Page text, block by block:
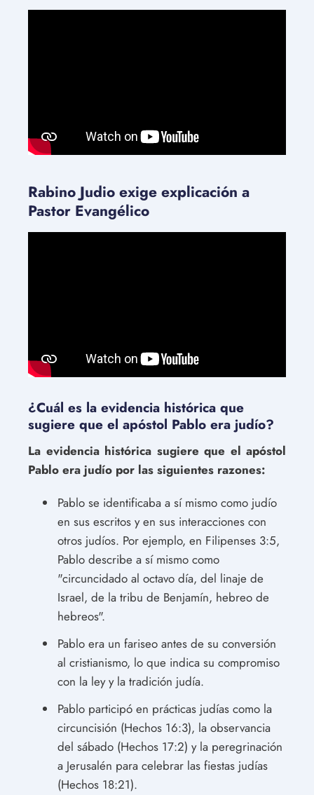
Rabino Judio exige explicación a
Pastor Evangélico
¿Cuál es la evidencia histórica que
sugiere que el apóstol Pablo era judío?
La evidencia histórica sugiere que el apóstol
Pablo era judío por las siguientes razones:
Pablo se identificaba a sí mismo como judío
en sus escritos y en sus interacciones con
otros judíos. Por ejemplo, en Filipenses 3:5,
Pablo describe a sí mismo como
"circuncidado al octavo día, del linaje de
Israel, de la tribu de Benjamín, hebreo de
hebreos".
Pablo era un fariseo antes de su conversión
al cristianismo, lo que indica su compromiso
con la ley y la tradición judía.
Pablo participó en prácticas judías como la
circuncisión (Hechos 16:3), la observancia
del sábado (Hechos 17:2) y la peregrinación
a Jerusalén para celebrar las fiestas judías
(Hechos 18:21).